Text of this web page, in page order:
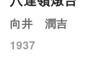
向井 潤吉
1937